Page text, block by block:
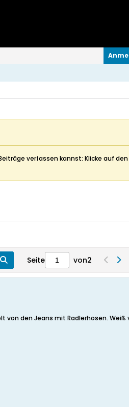
verfassen kannst: Klicke auf
Seite von2
von den Jeans mit Radlerhosen.